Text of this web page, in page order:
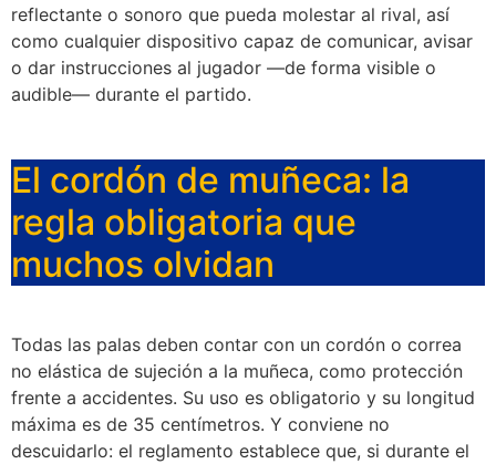
reflectante o sonoro que pueda molestar al rival, así
como cualquier dispositivo capaz de comunicar, avisar
o dar instrucciones al jugador —de forma visible o
audible— durante el partido.
El cordón de muñeca: la
regla obligatoria que
muchos olvidan
Todas las palas deben contar con un cordón o correa
no elástica de sujeción a la muñeca, como protección
frente a accidentes. Su uso es obligatorio y su longitud
máxima es de 35 centímetros. Y conviene no
descuidarlo: el reglamento establece que, si durante el